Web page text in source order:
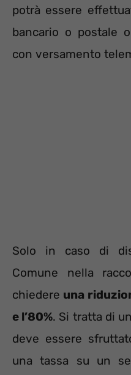
potrà essere
bancario o postale
con versamento
Solo in caso di
Comune nella
chiedere una
e l’80%. Si tratta di
deve essere
una tassa su un